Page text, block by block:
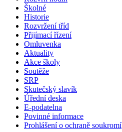
Školné
Historie
Rozvržení tříd
Přijímací řízení
Omluvenka
Aktuality
Akce školy
Soutěže
SRP
Skutečský slavík
Úřední deska
E-podatelna
Povinné informace
Prohlášení o ochraně soukromí